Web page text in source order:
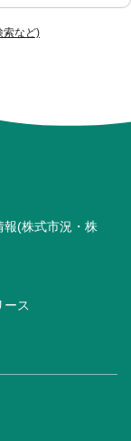
索など)
報(株式市況・株
ース